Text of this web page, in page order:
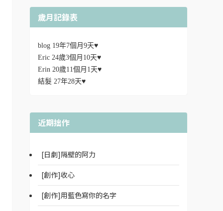
歲月記錄表
blog 19年7個月9天♥
Eric 24歲3個月10天♥
Erin 20歲11個月1天♥
結髮 27年28天♥
近期拙作
[日劇]隔壁的阿力
[創作]收心
[創作]用藍色寫你的名字